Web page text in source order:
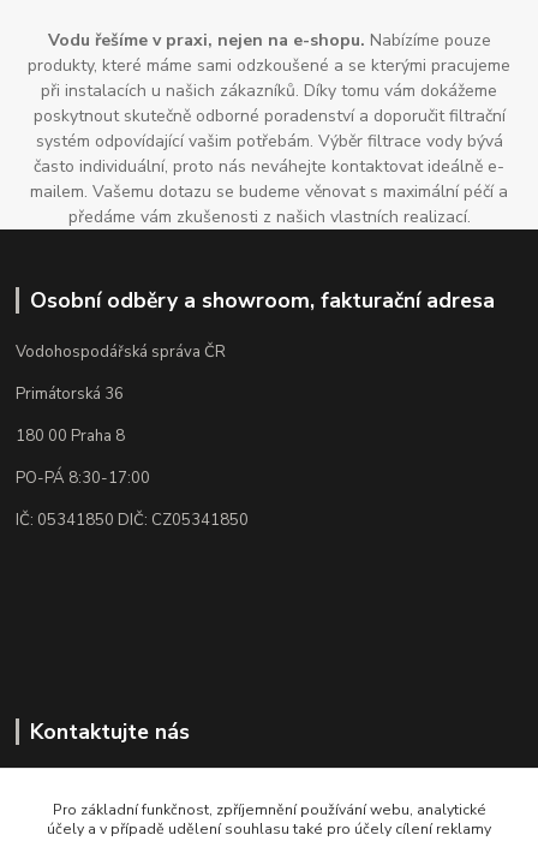
Vodu řešíme v praxi, nejen na e-shopu. Nabízíme pouze
produkty, které máme sami odzkoušené a se kterými pracujeme
při instalacích u našich zákazníků. Díky tomu vám dokážeme
poskytnout skutečně odborné poradenství a doporučit filtrační
systém odpovídající vašim potřebám. Výběr filtrace vody bývá
často individuální, proto nás neváhejte kontaktovat ideálně e-
mailem. Vašemu dotazu se budeme věnovat s maximální péčí a
předáme vám zkušenosti z našich vlastních realizací.
Osobní odběry a showroom, fakturační adresa
Vodohospodářská správa ČR
Primátorská 36
180 00 Praha 8
PO-PÁ 8:30-17:00
IČ: 05341850 DIČ: CZ05341850
Kontaktujte nás
+420 773 87 34 34
Pro základní funkčnost, zpříjemnění používání webu, analytické
účely a v případě udělení souhlasu také pro účely cílení reklamy